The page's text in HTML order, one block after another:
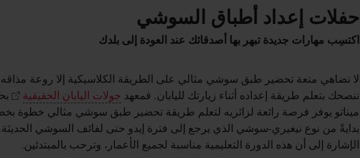
حفلات إعداد أطباق السوشي
اكتسِب مهارات جديدة تبهر بها أصدقائك عند العودة إلى بلدك
لا تضاهي متعة تحضير طبق سوشي مثالي على الطريقة الكلاسيكية إلا روعة
ننصحك بتعلم طريقة إعداده أثناء زيارتك لليابان. فمعهد جولات اليابان الحقيقية
ميناتو يوفر فرصة رائعة لزائريه لتعلم طريقة تحضير طبق سوشي مثالي خطوة
بدايةً من نوع نيغيري-سوشي الذي يرجع إلى فترة إيدو حتى لفائف السوشي
الإشارة إلى أن هذه الدورة التعليمية مناسبة لجميع الأعمار، وترحب بالمبتدئين.